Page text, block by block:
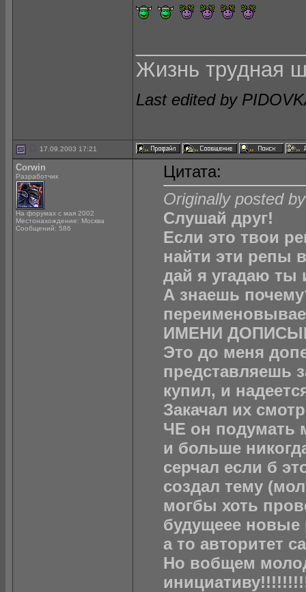
Жизнь трудная
Last edited by
17.09.2003 17:21
Corwin
Разработчик
На форумах с мая 2002
Местонахождение: Москва
Сообщений: 586
Цитата:
Originally posted
Слушай друг!
Если это твои
найти эти репы
дай я угадаю
А знаешь
ИМЕНИ
Это до меня
представляешь
купил, и
Закачал их
ЧЕ он подумать
и больше
серчал если б
создал тему
могбы хоть
будущеее
а то авторитет
Но вобщем